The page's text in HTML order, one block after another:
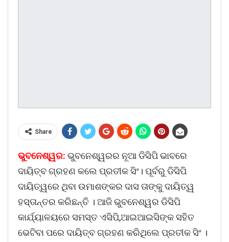
Share
ଭୁବନେଶ୍ୱର: ଭୁବନେଶ୍ୱରର ନୂଆ ଡିସିପି ଭାବରେ
ଦାୟିତ୍ବ ଗ୍ରହଣ କଲେ ପ୍ରତୀକ ସିଂ। ପୂର୍ବରୁ ଡିସିପି
ଦାୟିତ୍ୱରେ ଥିବା ଉମାଶଙ୍କର ଦାସ ତାଙ୍କୁ ଦାୟିତ୍ୱ
ହସ୍ତାନ୍ତର କରିଛନ୍ତି । ଆଜି ଭୁବନେଶ୍ୱର ଡିସିପି
କାର୍ଯ୍ୟାଳୟରେ ସମସ୍ତ ଏସିପି,ଆଇଆଇସିଙ୍କ ସହିତ
ଭେଟିବା ପରେ ଦାୟିତ୍ବ ଗ୍ରହଣ କରିଥିଲେ ପ୍ରତୀକ ସିଂ ।